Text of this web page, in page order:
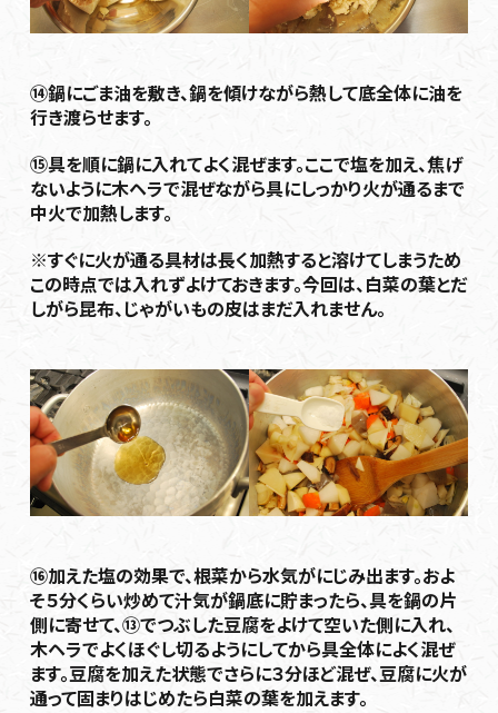
⑭鍋にごま油を敷き、鍋を傾けながら熱して底全体に油を
行き渡らせます。
⑮具を順に鍋に入れてよく混ぜます。ここで塩を加え、焦げ
ないように木ヘラで混ぜながら具にしっかり火が通るまで
中火で加熱します。
※すぐに火が通る具材は長く加熱すると溶けてしまうため
この時点では入れずよけておきます。今回は、白菜の葉とだ
しがら昆布、じゃがいもの皮はまだ入れません。
⑯加えた塩の効果で、根菜から水気がにじみ出ます。およ
そ５分くらい炒めて汁気が鍋底に貯まったら、具を鍋の片
側に寄せて、⑬でつぶした豆腐をよけて空いた側に入れ、
木ヘラでよくほぐし切るようにしてから具全体によく混ぜ
ます。豆腐を加えた状態でさらに３分ほど混ぜ、豆腐に火が
通って固まりはじめたら白菜の葉を加えます。